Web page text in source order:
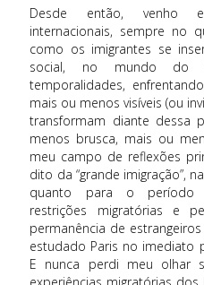
Desde então, venho
internacionais, sempre no
como os imigrantes se
social, no mundo do
temporalidades,
mais ou menos visíveis (ou
transformam diante dessa
menos brusca, mais ou
meu campo de reflexões
dito da “grande imigração”,
quanto para o período
restrições migratórias e
permanência de
estudado Paris no imediato
E nunca perdi meu olhar